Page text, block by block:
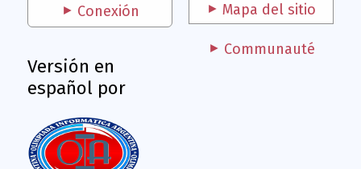
Conexión Mapa del sitio
Versión en
español por
Communauté